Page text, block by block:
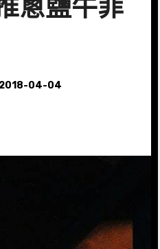
蔥鹽牛菲
2018-04-04